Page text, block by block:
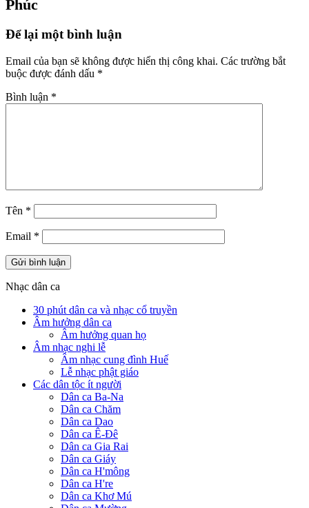
Phúc
Để lại một bình luận
Email của bạn sẽ không được hiển thị công khai. Các trường bắt
buộc được đánh dấu *
Bình luận *
Tên *
Email *
Nhạc dân ca
30 phút dân ca và nhạc cổ truyền
Âm hưởng dân ca
Âm hưởng quan họ
Âm nhạc nghi lễ
Âm nhạc cung đình Huế
Lễ nhạc phật giáo
Các dân tộc ít người
Dân ca Ba-Na
Dân ca Chăm
Dân ca Dao
Dân ca Ê-Đê
Dân ca Gia Rai
Dân ca Giáy
Dân ca H'mông
Dân ca H're
Dân ca Khơ Mú